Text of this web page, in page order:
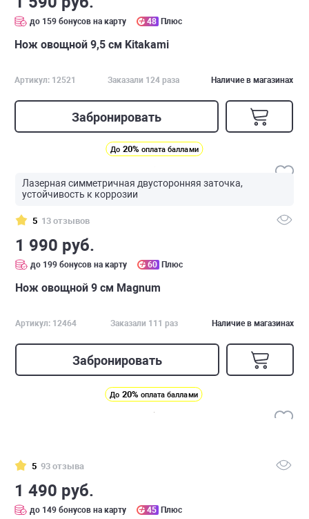
до 159 бонусов на карту 48 Плюс
Нож овощной 9,5 см Kitakami
Артикул: 12521 Заказали 124 раза Наличие в магазинах
Забронировать
До 20% оплата баллами
Лазерная симметричная двусторонняя заточка,
устойчивость к коррозии
5 13 отзывов
1 990 руб.
до 199 бонусов на карту 60 Плюс
Нож овощной 9 см Magnum
Артикул: 12464 Заказали 111 раз Наличие в магазинах
Забронировать
До 20% оплата баллами
5 93 отзыва
1 490 руб.
до 149 бонусов на карту 45 Плюс